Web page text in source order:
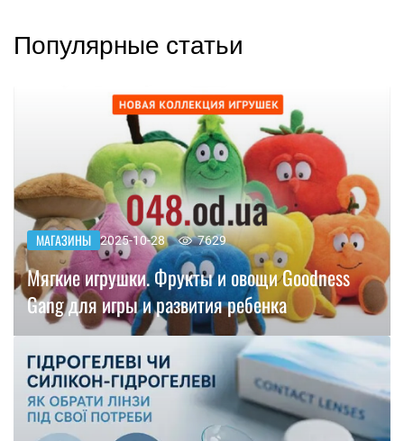
Популярные статьи
МАГАЗИНЫ 2025-10-28 7629
Мягкие игрушки. Фрукты и овощи Goodness
Gang для игры и развития ребенка